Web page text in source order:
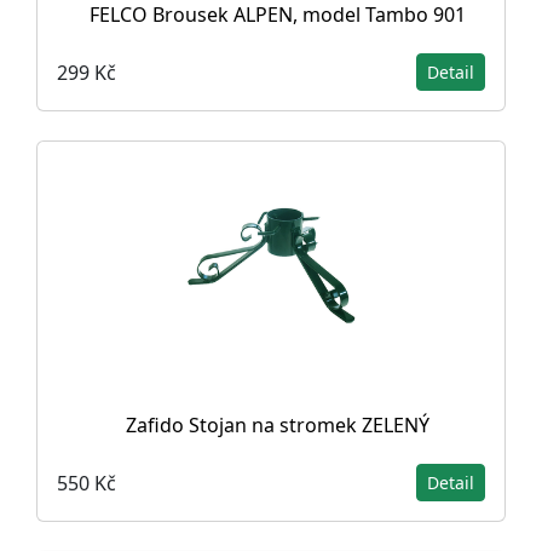
FELCO Brousek ALPEN, model Tambo 901
299 Kč Detail
Zafido Stojan na stromek ZELENÝ
550 Kč Detail